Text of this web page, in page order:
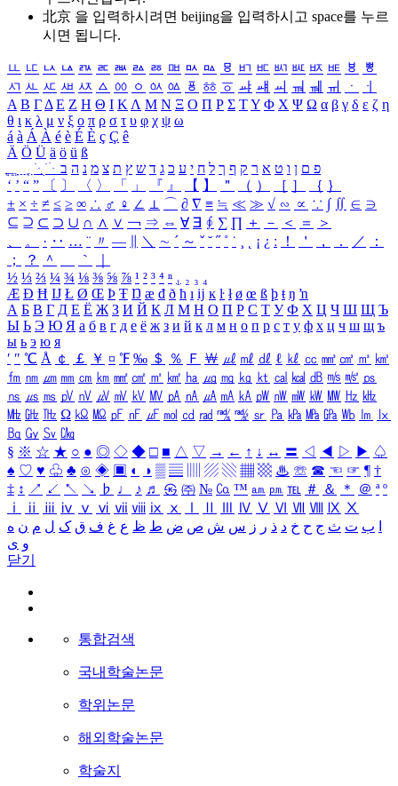
北京 을 입력하시려면 beijing을 입력하시고 space를 누르
시면 됩니다.
ㅥ ㅦ ㅧ ㅨ ㅩ ㅪ ㅫ ㅬ ㅭ ㅮ ㅯ ㅰ ㅱ ㅲ ㅳ ㅴ ㅵ ㅶ ㅷ ㅸ
ㅹ
ㅺ ㅻ ㅼ ㅽ ㅾ ㅿ ㆀ ㆁ ㆂ ㆃ ㆄ ㆅ ㆆ ㆇ ㆈ ㆉ ㆊ ㆋ ㆌ ㆍ
ㆎ
Α Β ΓΔ Ε Ζ Η Θ Ι ΚΛ Μ Ν Ξ Ο Π Ρ Σ ΤΥ Φ Χ Ψ Ω α β γ δ ε ζ η
θ ι κ λ μ ν ξ ο π ρ σ τ υ φ χ ψ ω
á à Á À é è É È ç Ç ê
Ä Ö Ü ä ö ü ß
ִֶֹ ֻּ ׁׂ פ ם ן ו ט א ר ק ף ך ל ח י ע כ ג ד ש ץ ת צ מ נ ה ב
‘ ’ “ ” 〔 〕 〈 〉 「 」 『 』 【 】 ＂ （ ） ［ ］ ｛ ｝
± × ÷ ≠ ≤ ≥ ∞ ∴ ♂ ♀ ∠ ⊥ ⌒ ∂ ∇ ≡ ≒ ≪ ≫ √ ∽ ∝ ∵ ∫ ∬ ∈ ∋
⊆ ⊇ ⊂ ⊃ ∪ ∩ ∧ ∨ ￢ ⇒ ⇔ ∀ ∃ ∮ ∑ ∏ ＋ － ＜ ＝
＞
、
。 · ‥ … ¨ 〃 ― ＼ ∼ ´ ～ ˇ ˘ ˝ ˚ ˙ ¸ ¡ ¿ ː ！ ＇ ， ． ／
：
；
？ ＾ ｀
½ ⅓ ⅔ ¼ ¾ ⅛ ⅜ ⅝ ⅞ ¹ ² ³ ⁴ ⁿ ₁ ₂ ₃ ₄
Æ Ð Ħ Ĳ Ł Ø Œ Þ Ŧ Ŋ æ đ ð ħ ı ĳ ĸ ŀ ł ø œ ß þ ŧ ŋ ŉ
А Б В Г Д Е Ё Ж З И Й К Л М Н О П Р С Т У Ф Х Ц Ч Ш Щ Ъ
Ы Ь Э Ю Я а б в г д е ё ж з и й к л м н о п р с т у ф х ц ч ш щ ъ
ы ь э ю я
′ ″ ℃ Å ￠ ￡ ￥ ¤ ℉ ‰ ＄ ％ Ｆ ￦ ㎕ ㎖ ㎗ ℓ ㎘ ㏄ ㎣ ㎤ ㎥ ㎦
㎙ ㎚ ㎛ ㎜ ㎝ ㎞ ㎟ ㎠ ㎡ ㎢ ㏊ ㎍ ㎎ ㎏ ㏏ ㎈ ㎉ ㏈ ㎧ ㎨ ㎰
㎱ ㎲ ㎳ ㎴ ㎵ ㎶ ㎷ ㎸ ㎹ ㎀ ㎁ ㎂ ㎃ ㎄ ㎺ ㎻ ㎽ ㎾ ㎿ ㎐ ㎑
㎒ ㎓ ㎔ Ω ㏀ ㏁ ㎊ ㎋ ㎌ ㏖ ㏅ ㎭ ㎮ ㎯ ㏛ ㎩ ㎪ ㎫ ㎬ ㏝ ㏐
㏓
㏃ ㏉ ㏜ ㏆
§ ※ ☆ ★ ○ ● ◎ ◇ ◆ □ ■ △ ▽ → ← ↑ ↓ ↔ 〓 ◁ ◀ ▷ ▶ ♤
♠ ♡ ♥ ♧ ♣ ⊙ ◈ ▣ ◐ ◑ ▒ ▤ ▨ ▧ ▦ ▩ ♨ ☏ ☎ ☜ ☞ ¶ †
‡ ↕ ↗ ↙ ↖ ↘ ♭ ♩ ♪ ♬ ㉿ ㈜ № ㏇ ™ ㏂ ㏘ ℡ ＃ ＆ ＊ ＠ ª º
ⅰ
ⅱ ⅲ ⅳ ⅴ ⅵ ⅶ ⅷ ⅸ ⅹ Ⅳ Ⅴ Ⅵ Ⅶ Ⅷ Ⅸ Ⅹ
ب ت ث ج ح خ د ذ ر ز س ش ص ض ط ظ ع غ ف ق ک ل م ن ه
و ی
닫기
통합검색
국내학술논문
학위논문
해외학술논문
학술지